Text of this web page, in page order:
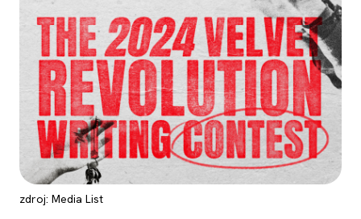
SEX A VZTAHY
PORADNA
zdroj: Media List